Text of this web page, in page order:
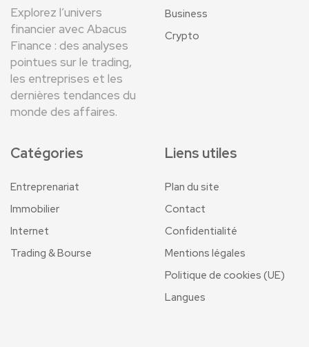
Explorez l’univers
financier avec Abacus
Finance : des analyses
pointues sur le trading,
les entreprises et les
dernières tendances du
monde des affaires.
Business
Crypto
Catégories
Entreprenariat
Immobilier
Internet
Trading & Bourse
Liens utiles
Plan du site
Contact
Confidentialité
Mentions légales
Politique de cookies (UE)
Langues